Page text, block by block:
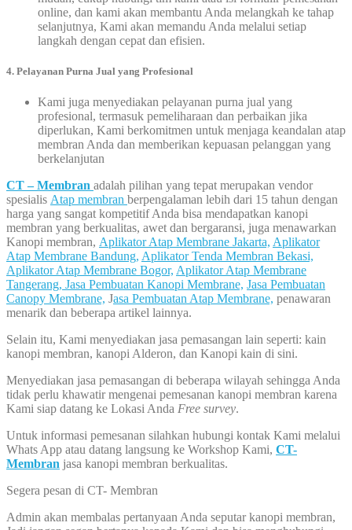
online, dan kami akan membantu Anda melangkah ke tahap
selanjutnya, Kami akan memandu Anda melalui setiap
langkah dengan cepat dan efisien.
4. Pelayanan Purna Jual yang Profesional
Kami juga menyediakan pelayanan purna jual yang
profesional, termasuk pemeliharaan dan perbaikan jika
diperlukan, Kami berkomitmen untuk menjaga keandalan atap
membran Anda dan memberikan kepuasan pelanggan yang
berkelanjutan
CT – Membran adalah pilihan yang tepat merupakan vendor
spesialis Atap membran berpengalaman lebih dari 15 tahun dengan
harga yang sangat kompetitif Anda bisa mendapatkan kanopi
membran yang berkualitas, awet dan bergaransi, juga menawarkan
Kanopi membran, Aplikator Atap Membrane Jakarta, Aplikator
Atap Membrane Bandung, Aplikator Tenda Membran Bekasi,
Aplikator Atap Membrane Bogor, Aplikator Atap Membrane
Tangerang, Jasa Pembuatan Kanopi Membrane, Jasa Pembuatan
Canopy Membrane, Jasa Pembuatan Atap Membrane, penawaran
menarik dan beberapa artikel lainnya.
Selain itu, Kami menyediakan jasa pemasangan lain seperti: kain
kanopi membran, kanopi Alderon, dan Kanopi kain di sini.
Menyediakan jasa pemasangan di beberapa wilayah sehingga Anda
tidak perlu khawatir mengenai pemesanan kanopi membran karena
Kami siap datang ke Lokasi Anda Free survey.
Untuk informasi pemesanan silahkan hubungi kontak Kami melalui
Whats App atau datang langsung ke Workshop Kami, CT-
Membran jasa kanopi membran berkualitas.
Segera pesan di CT- Membran
Admin akan membalas pertanyaan Anda seputar kanopi membran,